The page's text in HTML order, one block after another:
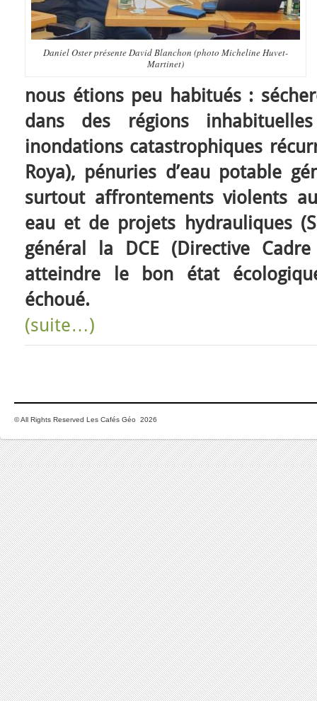
Daniel Oster présente David Blanchon (photo Micheline Huvet-
Martinet)
nous étions peu habitués :
dans des régions
inondations catastrophiques
Roya), pénuries d’eau potable
surtout affrontements violents
eau et de projets hydrauliques
général la DCE (Directive
atteindre le bon état
échoué.
(suite…)
© All Rights Reserved Les Cafés Géo 2026